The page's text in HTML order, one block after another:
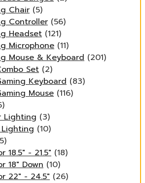
Chair (5)
Controller (56)
Headset (121)
Microphone (11)
Mouse & Keyboard (201)
Set (2)
Keyboard (83)
Mouse (116)
Lighting (3)
(10)
18.5" - 21.5" (18)
18" Down (10)
22" - 24.5" (26)